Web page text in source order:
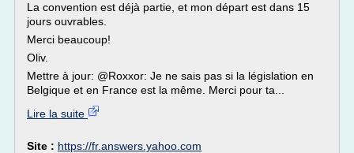
La convention est déjà partie, et mon départ est dans 15
jours ouvrables.
Merci beaucoup!
Oliv.
Mettre à jour: @Roxxor: Je ne sais pas si la législation en
Belgique et en France est la même. Merci pour ta...
Lire la suite
Site : https://fr.answers.yahoo.com